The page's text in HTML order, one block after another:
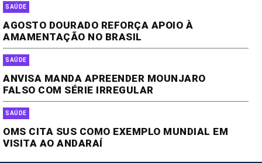
SAÚDE
AGOSTO DOURADO REFORÇA APOIO À
AMAMENTAÇÃO NO BRASIL
SAÚDE
ANVISA MANDA APREENDER MOUNJARO
FALSO COM SÉRIE IRREGULAR
SAÚDE
OMS CITA SUS COMO EXEMPLO MUNDIAL EM
VISITA AO ANDARAÍ